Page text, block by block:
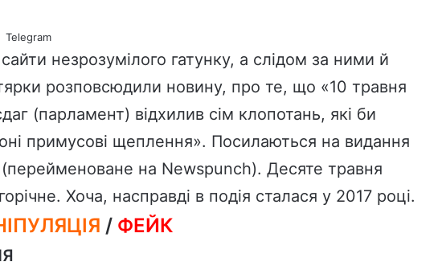
Telegram
незрозумілого гатунку, а слідом за ними й
розповсюдили новину, про те, що «10 травня
(парламент) відхилив сім клопотань, які би
примусові щеплення». Посилаються на видання
на Newspunch). Десяте травня
Хоча, насправді в подія сталася у 2017 році.
/ ФЕЙК